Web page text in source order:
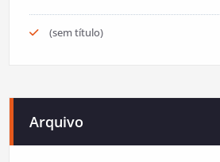
(sem título)
Arquivo